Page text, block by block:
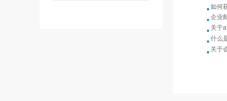
如何
企业
关于
什么
关于